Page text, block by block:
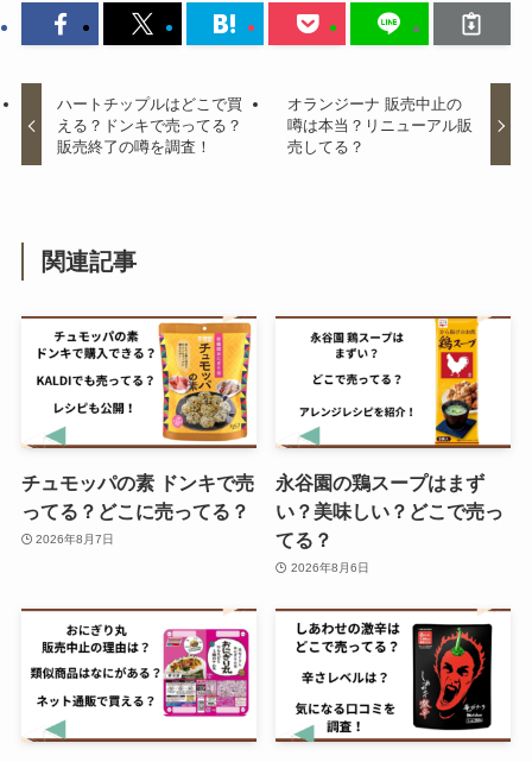
もぎたて生スムージーはどこで買
ボンタンアメ 販売地域はどこ？コ
ンビニで買える？
消えちゃうキャンディ 販売終了は
なぜ？販売店はどこで売ってい
る？仕組みはどうなってる？
宝石箱アイスは今売ってる？復刻
してる？再販の予定を調査！
ハートチップルはどこで買
える？ドンキで売ってる？
販売終了の噂を調査！
オランジーナ 販売中止の
噂は本当？リニューアル販
売してる？
関連記事
チュモッパの素 ドンキで売
ってる？どこに売ってる？
2026年8月7日
永谷園の鶏スープはまず
い？美味しい？どこで売っ
てる？
2026年8月6日